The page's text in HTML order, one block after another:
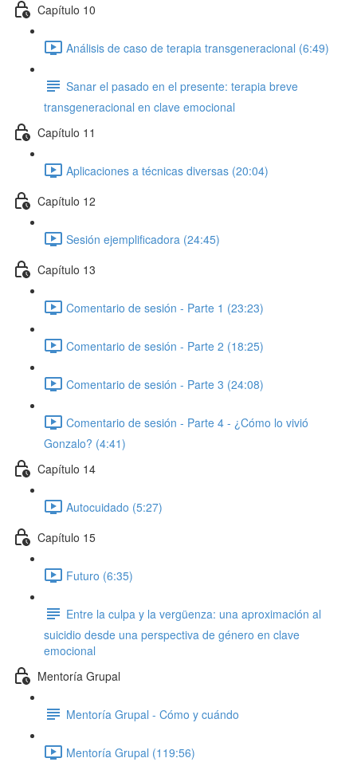
Capítulo 10
Análisis de caso de terapia transgeneracional (6:49)
Sanar el pasado en el presente: terapia breve
transgeneracional en clave emocional
Capítulo 11
Aplicaciones a técnicas diversas (20:04)
Capítulo 12
Sesión ejemplificadora (24:45)
Capítulo 13
Comentario de sesión - Parte 1 (23:23)
Comentario de sesión - Parte 2 (18:25)
Comentario de sesión - Parte 3 (24:08)
Comentario de sesión - Parte 4 - ¿Cómo lo vivió
Gonzalo? (4:41)
Capítulo 14
Autocuidado (5:27)
Capítulo 15
Futuro (6:35)
Entre la culpa y la vergüenza: una aproximación al
suicidio desde una perspectiva de género en clave
emocional
Mentoría Grupal
Mentoría Grupal - Cómo y cuándo
Mentoría Grupal (119:56)